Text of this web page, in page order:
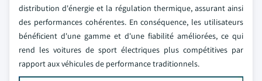
distribution d'énergie et la régulation thermique, assurant ainsi
des performances cohérentes. En conséquence, les utilisateurs
bénéficient d'une gamme et d'une fiabilité améliorées, ce qui
rend les voitures de sport électriques plus compétitives par
rapport aux véhicules de performance traditionnels.